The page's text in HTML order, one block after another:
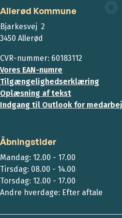
Allerød Kommune
Bjarkesvej 2
3450 Allerød
CVR-nummer: 60183112
Vores EAN-numre
Tilgængelighedserklæring
Oplæsning af tekst
Indgang til Outlook for
Åbningstider
Mandag: 12.00 - 17.00
Tirsdag: 08.00 - 14.00
Torsdag: 12.00 - 17.00
Andre hverdage: Efter aftale